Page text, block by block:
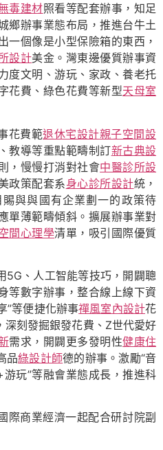
毒建材照看等配套辦事，知足
鄉辦事業態布局，推進台牛土
一個像是小型保險箱的東西，
設計美金。灣東邊優質辦事資
度文明、游玩、家政、養老托
花費、綠色花費等新型天母室
花費範退休宅設計親子空間設
教導等重點範疇制訂新古典設
，慢慢打消對社會中醫診所設
政策配套系身心診所設計統，
與與國有企業劃一的政策待
單薄範疇傾斜。擴展辦事業對
間心理學清單，吸引國際優質
5G、人工智能等技巧，開闢聰
等數字辦事，整合線上線下資
”等便捷化辦事禪風室內設計花
深刻發掘銀發花費、Z世代愛好
需求，開闢更多發明性健康住
品綠設計師德的辦事。激勵“音
游玩”等融會業態成長，推進科
際商業經濟一起配合研討院副